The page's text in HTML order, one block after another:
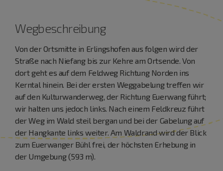
Wegbeschreibung
Von der Ortsmitte in Erlingshofen aus folgen wird der
Straße nach Niefang bis zur Kehre am Ortsende. Von
dort geht es auf dem Feldweg Richtung Norden ins
Kerntal hinein. Bei der ersten Weggabelung treffen wir
auf den Kulturwanderweg, der Richtung Euerwang führt;
wir halten uns jedoch links. Nach einem Feldkreuz führt
der Weg im Wald steil bergan und bei der Gabelung auf
der Hangkante links weiter. Am Waldrand wird der Blick
zum Euerwanger Bühl frei, der höchsten Erhebung in
der Umgebung (593 m).